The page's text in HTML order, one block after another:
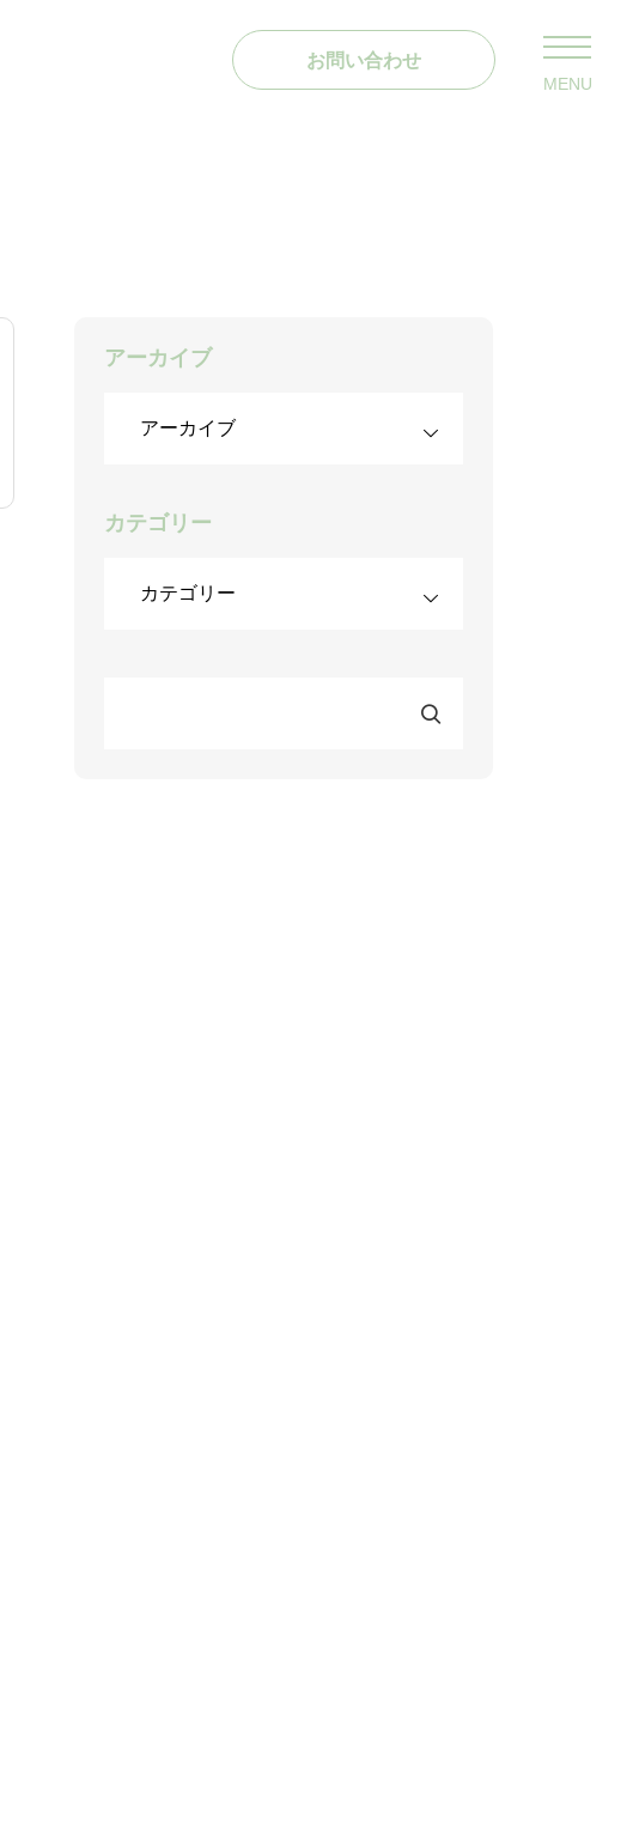
お問い合わせ
MENU
アーカイブ
カテゴリー